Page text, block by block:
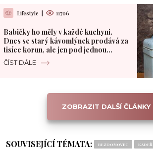
Lifestyle 11706
Babičky ho měly v každé kuchyni.
Dnes se starý kávomlýnek prodává za
tisíce korun, ale jen pod jednou
podmínkou
ČÍST DÁLE
ZOBRAZIT DALŠÍ ČLÁNKY
SOUVISEJÍCÍ TÉMATA: BEZDOMOVEC